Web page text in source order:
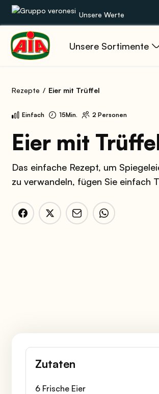
Unsere Werte
Unsere Sortimente
Unsere Sortimente
Anleitungen
Die Welt von AIA
Rezepte Eier mit Trüffel
Einfach 15Min. 2 Personen
Eier mit
Das einfache Rezept, um
zu verwandeln, fügen Sie einfach
Zutaten
6 Frische Eier